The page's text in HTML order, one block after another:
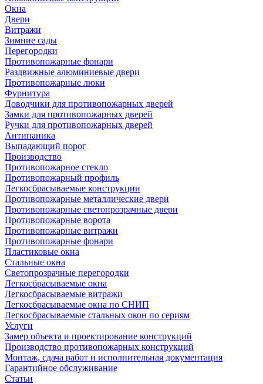
Окна
Двери
Витражи
Зимние сады
Перегородки
Противопожарные фонари
Раздвижные алюминиевые двери
Противопожарные люки
Фурнитура
Доводчики для противопожарных дверей
Замки для противопожарных дверей
Ручки для противопожарных дверей
Антипаника
Выпадающий порог
Производство
Противопожарное стекло
Противопожарный профиль
Легкосбрасываемые конструкции
Противопожарные металлические двери
Противопожарные светопрозрачные двери
Противопожарные ворота
Противопожарные витражи
Противопожарные фонари
Пластиковые окна
Стальные окна
Светопрозрачные перегородки
Легкосбрасываемые окна
Легкосбрасываемые витражи
Легкосбрасываемые окна по СНИП
Легкосбрасываемые стальных окон по сериям
Услуги
Замер объекта и проектирование конструкций
Производство противопожарных конструкций
Монтаж, сдача работ и исполнительная документация
Гарантийное обслуживание
Статьи